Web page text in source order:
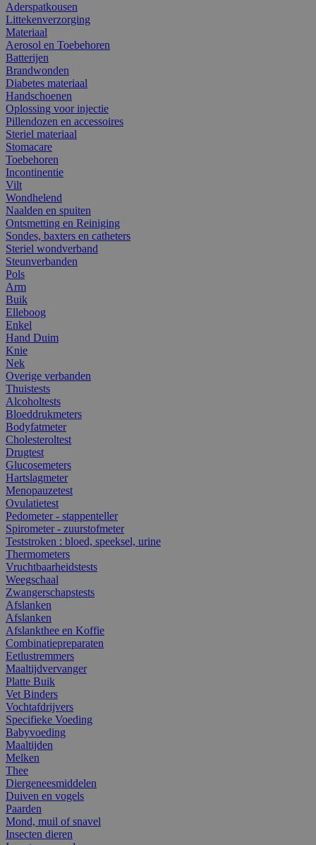
Aderspatkousen
Littekenverzorging
Materiaal
Aerosol en Toebehoren
Batterijen
Brandwonden
Diabetes materiaal
Handschoenen
Oplossing voor injectie
Pillendozen en accessoires
Steriel materiaal
Stomacare
Toebehoren
Incontinentie
Vilt
Wondhelend
Naalden en spuiten
Ontsmetting en Reiniging
Sondes, baxters en catheters
Steriel wondverband
Steunverbanden
Pols
Arm
Buik
Elleboog
Enkel
Hand Duim
Knie
Nek
Overige verbanden
Thuistests
Alcoholtests
Bloeddrukmeters
Bodyfatmeter
Cholesteroltest
Drugtest
Glucosemeters
Hartslagmeter
Menopauzetest
Ovulatietest
Pedometer - stappenteller
Spirometer - zuurstofmeter
Teststroken : bloed, speeksel, urine
Thermometers
Vruchtbaarheidstests
Weegschaal
Zwangerschapstests
Afslanken
Afslanken
Afslankthee en Koffie
Combinatiepreparaten
Eetlustremmers
Maaltijdvervanger
Platte Buik
Vet Binders
Vochtafdrijvers
Specifieke Voeding
Babyvoeding
Maaltijden
Melken
Thee
Diergeneesmiddelen
Duiven en vogels
Paarden
Mond, muil of snavel
Insecten dieren